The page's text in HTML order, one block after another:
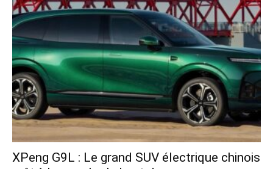
XPeng G9L : Le grand SUV électrique chinois